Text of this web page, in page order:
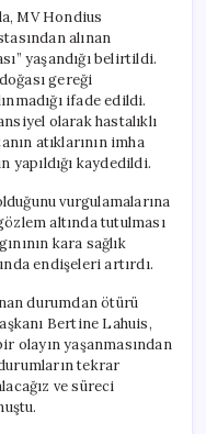
MV Hondius
alınan
yaşandığı belirtildi.
gereği
ifade edildi.
olarak hastalıklı
atıklarının imha
yapıldığı kaydedildi.
vurgulamalarına
altında tutulması
kara sağlık
endişeleri artırdı.
durumdan ötürü
Bertine Lahuis,
olayın yaşanmasından
tekrar
ve süreci